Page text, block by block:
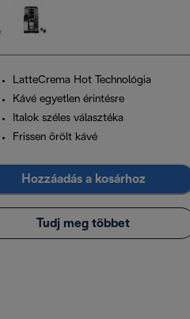
LatteCrema Hot Technológia
Kávé egyetlen érintésre
Italok széles választéka
Frissen őrölt kávé
Hozzáadás a kosárhoz
Tudj meg többet